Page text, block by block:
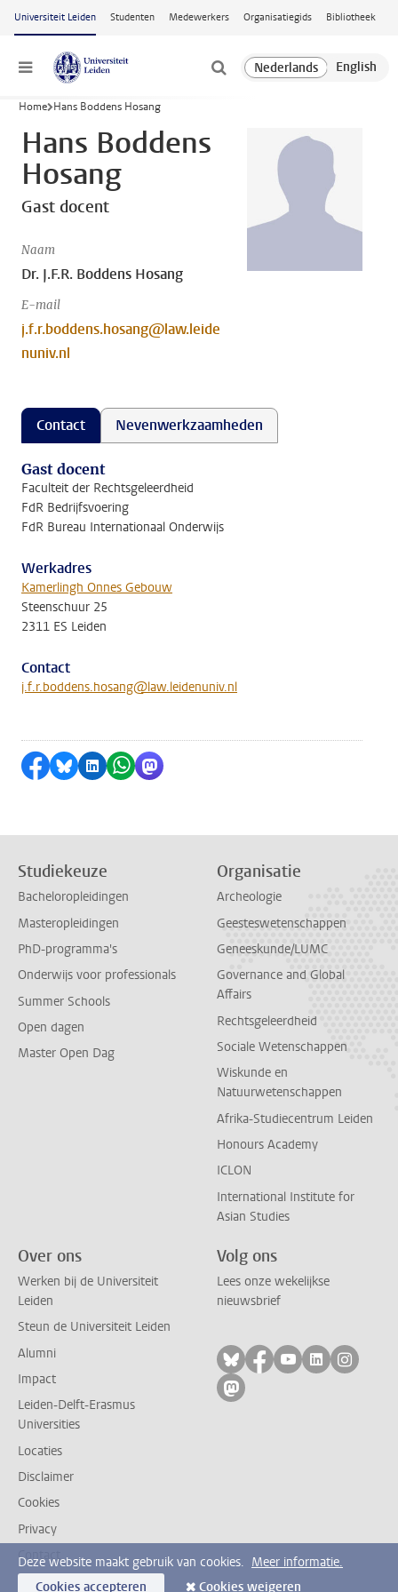
Ga naar hoofdinhoud
Universiteit Leiden Studenten Medewerkers Organisatiegids Bibliotheek
Menu
Home Hans Boddens Hosang
Hans Boddens
Hosang
Gast docent
Naam
Dr. J.F.R. Boddens Hosang
E-mail
j.f.r.boddens.hosang@law.leide
nuniv.nl
Contact Nevenwerkzaamheden
Gast docent
Faculteit der Rechtsgeleerdheid
FdR Bedrijfsvoering
FdR Bureau Internationaal Onderwijs
Werkadres
Kamerlingh Onnes Gebouw
Steenschuur 25
2311 ES Leiden
Contact
j.f.r.boddens.hosang@law.leidenuniv.nl
Delen op Facebook
Delen via Bluesky
Delen op LinkedIn
Delen via WhatsApp
Delen via Mastodon
Studiekeuze
Bacheloropleidingen
Masteropleidingen
PhD-programma's
Onderwijs voor professionals
Summer Schools
Open dagen
Master Open Dag
Organisatie
Archeologie
Geesteswetenschappen
Geneeskunde/LUMC
Governance and Global
Affairs
Rechtsgeleerdheid
Sociale Wetenschappen
Wiskunde en
Natuurwetenschappen
Afrika-Studiecentrum Leiden
Honours Academy
ICLON
International Institute for
Asian Studies
Over ons
Werken bij de Universiteit
Leiden
Steun de Universiteit Leiden
Alumni
Impact
Leiden-Delft-Erasmus
Universities
Locaties
Disclaimer
Cookies
Privacy
Contact
Volg ons
Lees onze wekelijkse
nieuwsbrief
Volg ons op bluesky
Volg ons op
Volg ons op
Volg ons
Volg
Volg ons op mastodon
Deze website maakt gebruik van cookies. Meer informatie.
Cookies accepteren
Cookies weigeren